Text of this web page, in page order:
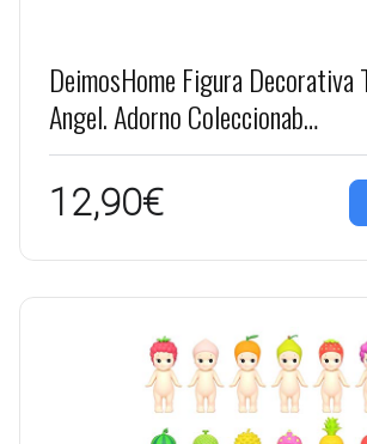
DeimosHome Figura Decorativa
Angel. Adorno Coleccionab…
12,90€